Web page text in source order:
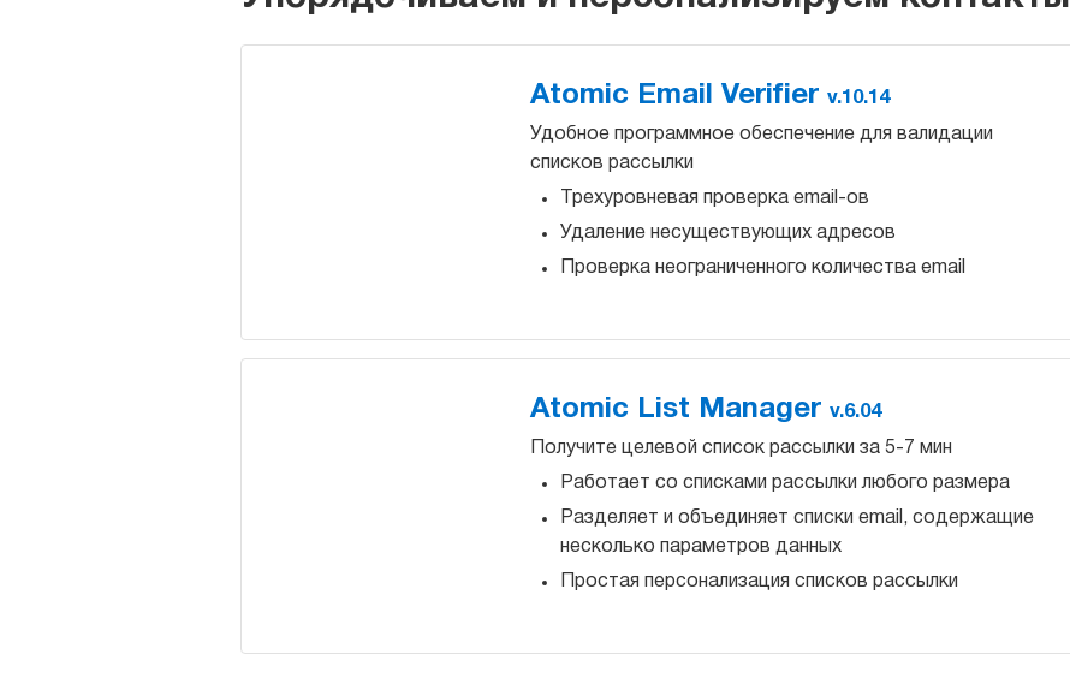
Atomic Email Verifier v.10.14
Удобное программное обеспечение для валидации
списков рассылки
Трехуровневая проверка email-ов
Удаление несуществующих адресов
Проверка неограниченного количества email
Atomic List Manager v.6.04
Получите целевой список рассылки за 5-7 мин
Работает со списками рассылки любого размера
Разделяет и объединяет cписки email, содержащие
несколько параметров данных
Простая персонализация списков рассылки